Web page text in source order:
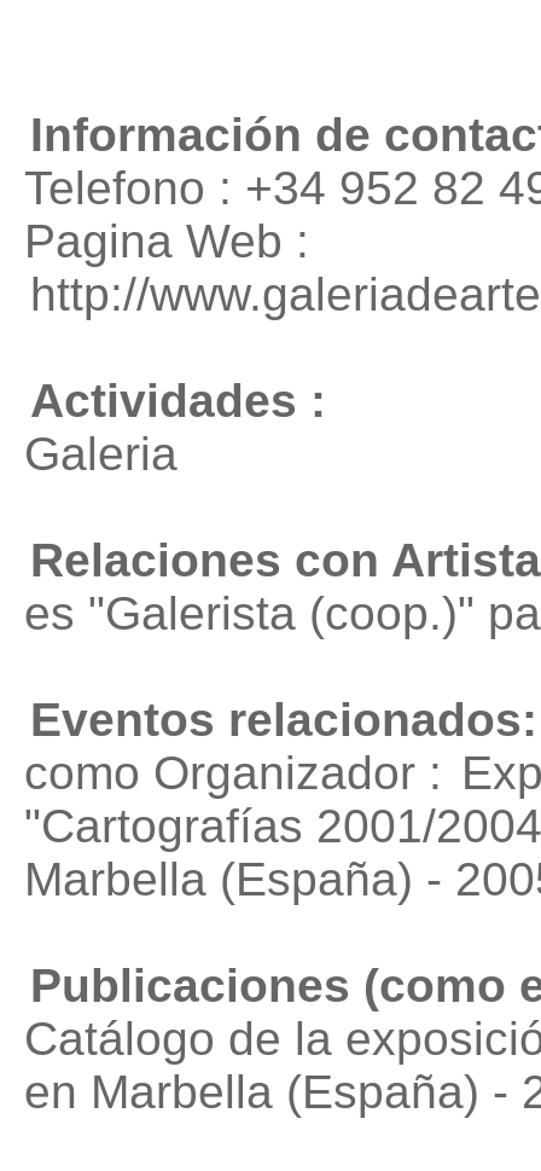
Información de
Telefono : +34 952 82
Pagina Web :
http://
Actividades :
Galeria
Relaciones con
es "Galerista (coop.)"
Eventos relacionados:
como Organizador :
"Cartografías 2001/
Marbella (España) -
Publicaciones (como
Catálogo de la
en Marbella (España) -